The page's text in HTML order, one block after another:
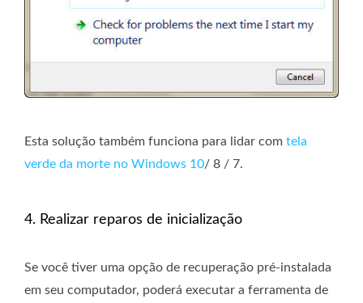
Esta solução também funciona para lidar com tela
verde da morte no Windows 10/ 8 / 7.
4. Realizar reparos de inicialização
Se você tiver uma opção de recuperação pré-instalada
em seu computador, poderá executar a ferramenta de